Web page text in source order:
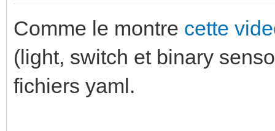
Comme le montre cette
(light, switch et binary
fichiers yaml.